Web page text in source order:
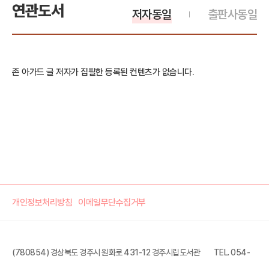
연관도서 출판사동일
저자동일
존 아가드 글 저자가 집필한 등록된 컨텐츠가 없습니다.
개인정보처리방침 이메일무단수집거부
(780854) 경상북도 경주시 원화로 431-12 경주시립도서관 TEL. 054-